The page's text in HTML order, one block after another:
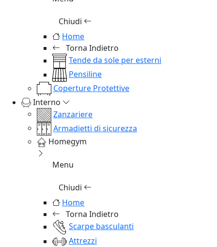
Chiudi
Home
Torna Indietro
Tende da sole per esterni
Pensiline
Coperture Protettive
Interno
Zanzariere
Armadietti di sicurezza
Homegym
Menu
Chiudi
Home
Torna Indietro
Scarpe basculanti
Attrezzi